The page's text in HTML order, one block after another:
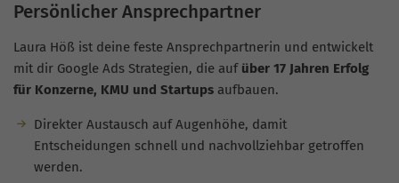
Persönlicher Ansprechpartner
Laura Höß ist deine feste Ansprechpartnerin und entwickelt
mit dir Google Ads Strategien, die auf über 17 Jahren Erfolg
für Konzerne, KMU und Startups aufbauen.
Direkter Austausch auf Augenhöhe, damit
Entscheidungen schnell und nachvollziehbar getroffen
werden.